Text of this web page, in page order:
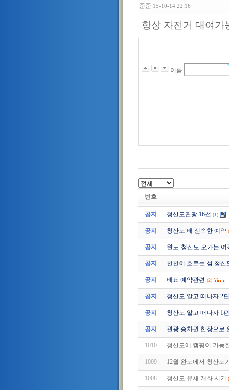
준준 15-10-14 22:16
항상 자전거 대여가
이름
번호
공지 청산도관광 16선 (1)
공지 청산도 배 신속한 예약
공지 완도-청산도 오가는
공지 천천히 흐르는 섬 청산
공지 배표 예약관련 (2)
공지 청산도 알고 떠나자 2
공지 청산도 알고 떠나자 1
공지 관광 승차권 한장으로
1010 청산도에 캠핑이 가능
1009 12월 완도에서 청산도
1008 청산도 유채 개화 시기